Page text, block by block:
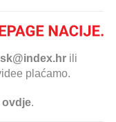
ili
plaćamo.
ovdje.